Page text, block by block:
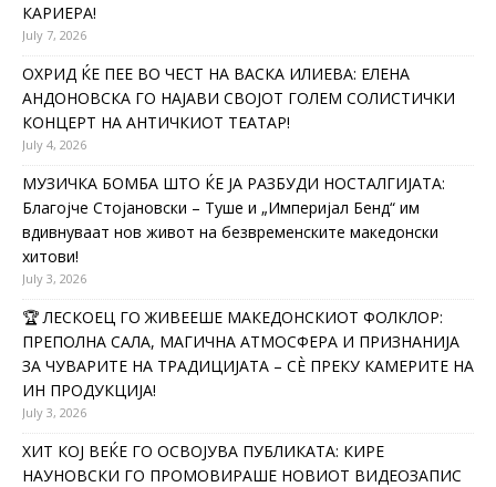
КАРИЕРА!
July 7, 2026
ОХРИД ЌЕ ПЕЕ ВО ЧЕСТ НА ВАСКА ИЛИЕВА: ЕЛЕНА
АНДОНОВСКА ГО НАЈАВИ СВОЈОТ ГОЛЕМ СОЛИСТИЧКИ
КОНЦЕРТ НА АНТИЧКИОТ ТЕАТАР!
July 4, 2026
МУЗИЧКА БОМБА ШТО ЌЕ ЈА РАЗБУДИ НОСТАЛГИЈАТА:
Благојче Стојановски – Туше и „Империјал Бенд“ им
вдивнуваат нов живот на безвременските македонски
хитови!
July 3, 2026
🏆 ЛЕСКОЕЦ ГО ЖИВЕЕШЕ МАКЕДОНСКИОТ ФОЛКЛОР:
ПРЕПОЛНА САЛА, МАГИЧНА АТМОСФЕРА И ПРИЗНАНИЈА
ЗА ЧУВАРИТЕ НА ТРАДИЦИЈАТА – СÈ ПРЕКУ КАМЕРИТЕ НА
ИН ПРОДУКЦИЈА!
July 3, 2026
ХИТ КОЈ ВЕЌЕ ГО ОСВОЈУВА ПУБЛИКАТА: КИРЕ
НАУНОВСКИ ГО ПРОМОВИРАШЕ НОВИОТ ВИДЕОЗАПИС